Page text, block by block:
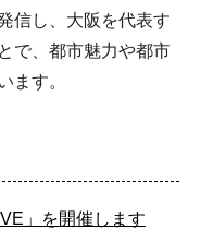
信し、大阪を代表す
で、都市魅力や都市
ます。
」を開催します